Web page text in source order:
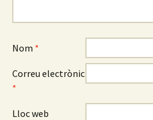
Nom *
Correu electrònic
*
Lloc web